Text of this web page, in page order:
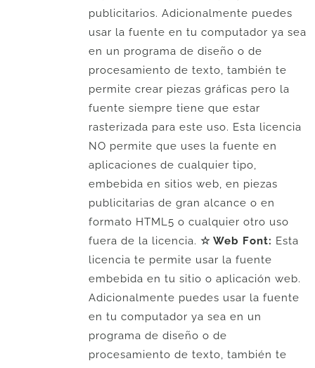
publicitarios. Adicionalmente puedes
usar la fuente en tu computador ya sea
en un programa de diseño o de
procesamiento de texto, también te
permite crear piezas gráficas pero la
fuente siempre tiene que estar
rasterizada para este uso. Esta licencia
NO permite que uses la fuente en
aplicaciones de cualquier tipo,
embebida en sitios web, en piezas
publicitarias de gran alcance o en
formato HTML5 o cualquier otro uso
fuera de la licencia. ☆ Web Font: Esta
licencia te permite usar la fuente
embebida en tu sitio o aplicación web.
Adicionalmente puedes usar la fuente
en tu computador ya sea en un
programa de diseño o de
procesamiento de texto, también te